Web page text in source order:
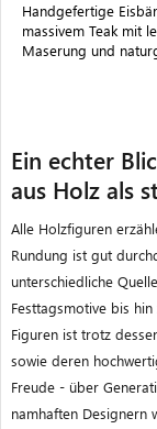
Handgefertige
massivem Teak mit
Maserung und
Ein echter
aus Holz als
Alle Holzfiguren
Rundung ist gut
unterschiedliche
Festtagsmotive bis
Figuren ist trotz
sowie deren
Freude - über
namhaften Designern